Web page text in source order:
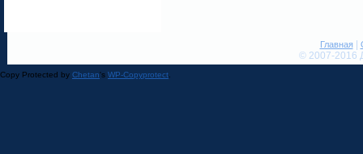
Главная|
© 2007-2016
Copy Protected by Chetan's WP-Copyprotect